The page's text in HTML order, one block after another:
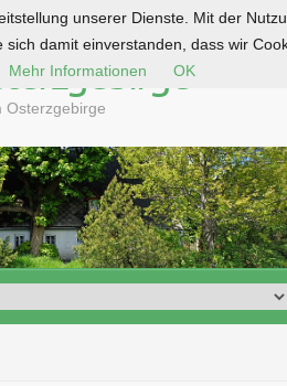
Osterzgebirge
unserer Dienste. Mit der
sich damit einverstanden, dass wir
Mehr Informationen OK